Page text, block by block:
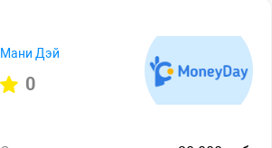
Мани Дэй
0